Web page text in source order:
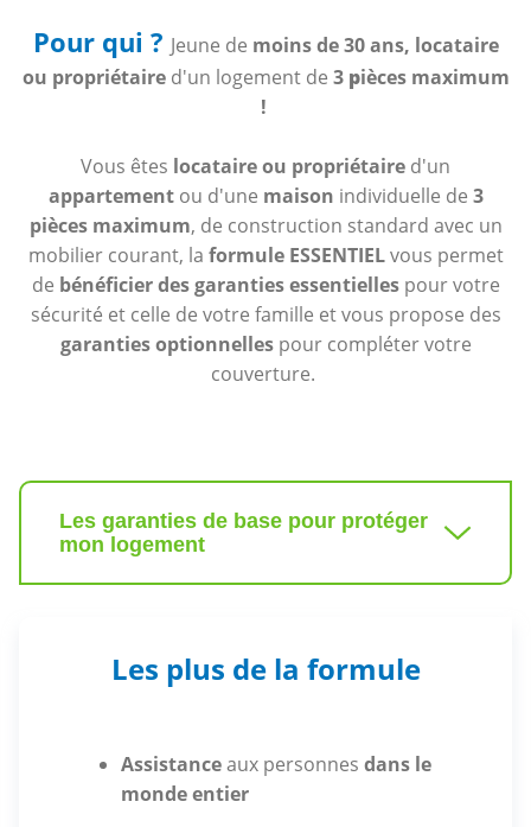
Pour qui ? Jeune de moins de 30 ans, locataire
ou propriétaired'un logement de 3pièces maximum
!
Vous êtes locataire ou propriétaire d'un
appartement ou d'une maison individuelle de 3
pièces maximum, de construction standard avec un
mobilier courant, la formule ESSENTIELvous permet
de bénéficier des garanties essentielles pour votre
sécurité et celle de votre famille et vous propose des
garanties optionnellespour compléter votre
couverture.
Les garanties de base pour protéger
mon logement
Les plus de la formule
Assistanceaux personnes dans le
monde entier